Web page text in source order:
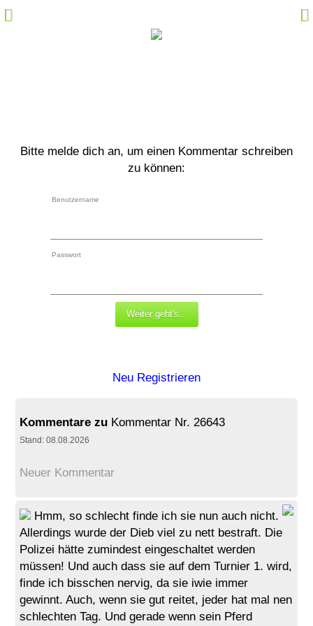
Hörspiel-Fakten
Kommentare zu Kommentar Nr. 26643
Stand: 08.08.2026
Neuer Kommentar
Hmm, so schlecht finde ich sie nun auch nicht.
Allerdings wurde der Dieb viel zu nett bestraft. Die
Polizei hätte zumindest eingeschaltet werden
müssen! Und auch dass sie auf dem Turnier 1. wird,
finde ich bisschen nervig, da sie iwie immer
gewinnt. Auch, wenn sie gut reitet, jeder hat mal nen
schlechten Tag. Und gerade wenn sein Pferd
Bitte melde dich an, um einen Kommentar schreiben
zu können:
Benutzername
Passwort
Neu Registrieren